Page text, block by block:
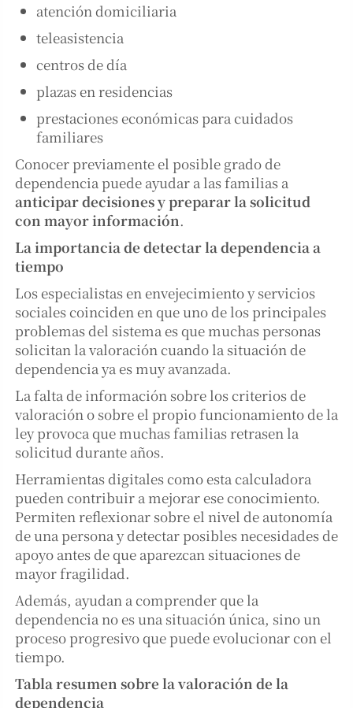
atención domiciliaria
teleasistencia
centros de día
plazas en residencias
prestaciones económicas para cuidados
familiares
Conocer previamente el posible grado de
dependencia puede ayudar a las familias a
anticipar decisiones y preparar la solicitud
con mayor información.
La importancia de detectar la dependencia a
tiempo
Los especialistas en envejecimiento y servicios
sociales coinciden en que uno de los principales
problemas del sistema es que muchas personas
solicitan la valoración cuando la situación de
dependencia ya es muy avanzada.
La falta de información sobre los criterios de
valoración o sobre el propio funcionamiento de la
ley provoca que muchas familias retrasen la
solicitud durante años.
Herramientas digitales como esta calculadora
pueden contribuir a mejorar ese conocimiento.
Permiten reflexionar sobre el nivel de autonomía
de una persona y detectar posibles necesidades de
apoyo antes de que aparezcan situaciones de
mayor fragilidad.
Además, ayudan a comprender que la
dependencia no es una situación única, sino un
proceso progresivo que puede evolucionar con el
tiempo.
Tabla resumen sobre la valoración de la
dependencia